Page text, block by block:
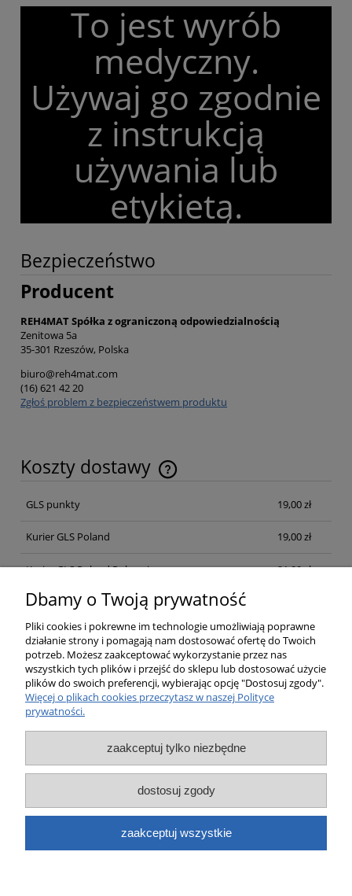
To jest wyrób
medyczny.
Używaj go zgodnie
z instrukcją
używania lub
etykietą.
Bezpieczeństwo
Producent
REH4MAT Spółka z ograniczoną odpowiedzialnością
Zenitowa 5a
35-301 Rzeszów, Polska
biuro@reh4mat.com
(16) 621 42 20
Zgłoś problem z bezpieczeństwem produktu
Koszty dostawy
Cena nie zawiera ewentualnych kosztów płatności
GLS punkty
19,00 zł
Kurier GLS Poland 19,00 zł
Kurier GLS Poland Pobraniowa 21,00 zł
Opinie o produkcie (0)
Pomoc
Moje konto
Płatności i dostawa
Informacje
Dbamy o Twoją prywatność
Pliki cookies i pokrewne im technologie umożliwiają poprawne
działanie strony i pomagają nam dostosować ofertę do Twoich
potrzeb. Możesz zaakceptować wykorzystanie przez nas
wszystkich tych plików i przejść do sklepu lub dostosować użycie
plików do swoich preferencji, wybierając opcję "Dostosuj zgody".
Więcej o plikach cookies przeczytasz w naszej Polityce
prywatności.
zaakceptuj tylko niezbędne
dostosuj zgody
zaakceptuj wszystkie